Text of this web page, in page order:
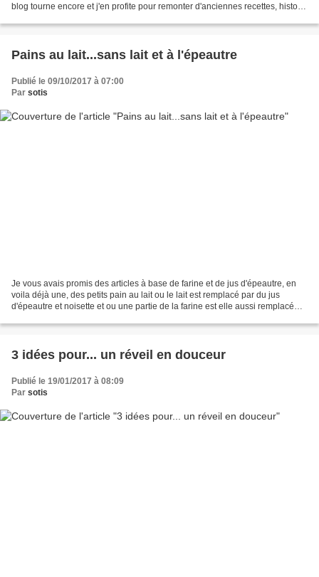
blog tourne encore et j'en profite pour remonter d'anciennes recettes, histoire
Pains au lait...sans lait et à l'épeautre
Publié le 09/10/2017 à 07:00
Par sotis
Je vous avais promis des articles à base de farine et de jus d'épeautre, en
voila déjà une, des petits pain au lait ou le lait est remplacé par du jus
d'épeautre et noisette et ou une partie de la farine est elle aussi remplacé
3 idées pour... un réveil en douceur
Publié le 19/01/2017 à 08:09
Par sotis